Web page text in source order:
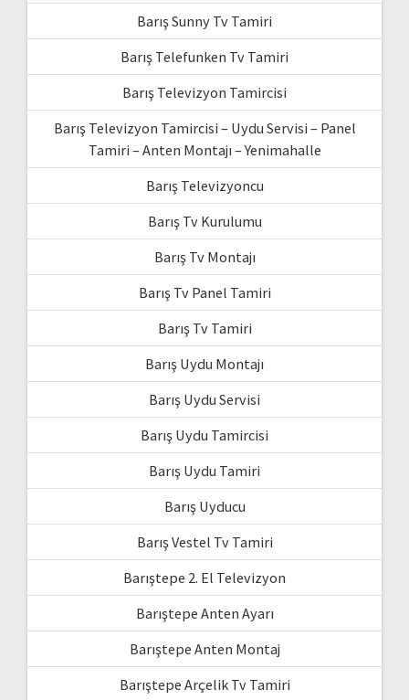
Barış Sunny Tv Tamiri
Barış Telefunken Tv Tamiri
Barış Televizyon Tamircisi
Barış Televizyon Tamircisi – Uydu Servisi – Panel
Tamiri – Anten Montajı – Yenimahalle
Barış Televizyoncu
Barış Tv Kurulumu
Barış Tv Montajı
Barış Tv Panel Tamiri
Barış Tv Tamiri
Barış Uydu Montajı
Barış Uydu Servisi
Barış Uydu Tamircisi
Barış Uydu Tamiri
Barış Uyducu
Barış Vestel Tv Tamiri
Barıştepe 2. El Televizyon
Barıştepe Anten Ayarı
Barıştepe Anten Montaj
Barıştepe Arçelik Tv Tamiri